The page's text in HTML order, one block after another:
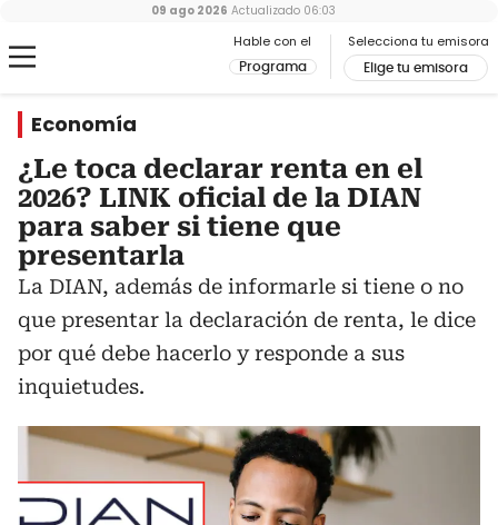
Hable con el
Programa
Selecciona tu emisora
Elige tu emisora
09 ago 2026 Actualizado 06:03
Economía
¿Le toca declarar renta en el
2026? LINK oficial de la DIAN
para saber si tiene que
presentarla
La DIAN, además de informarle si tiene o no
que presentar la declaración de renta, le dice
por qué debe hacerlo y responde a sus
inquietudes.